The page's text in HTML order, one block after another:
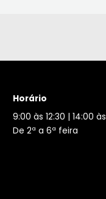
Horário
9:00 às 12:30 | 14:00
De 2ª a 6ª feira